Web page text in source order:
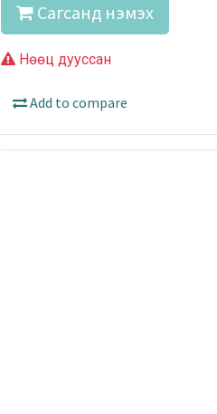
Сагсанд нэмэх
Нөөц дууссан
Add to compare